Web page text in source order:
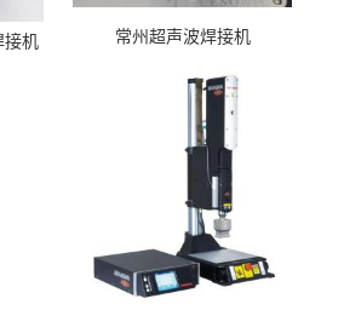
接机 常州超声波焊接机